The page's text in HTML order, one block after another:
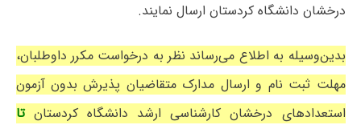
درخشان دانشگاه کردستان ارسال نمایند.
بدین‌وسیله به اطلاع می‌رساند نظر به درخواست مکرر داوطلبان،
مهلت ثبت نام و ارسال مدارک متقاضیان پذیرش بدون آزمون
استعدادهای درخشان کارشناسی ارشد دانشگاه کردستانتا